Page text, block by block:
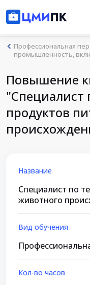
Профессиональная
промышленность,
Повышение
"Специалист
продуктов
Название
Специалист по
животного
Вид обучения
Кол-во часов